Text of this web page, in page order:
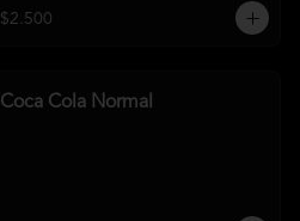
$2.500
Coca Cola Normal